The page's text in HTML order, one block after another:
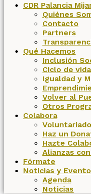
CDR Palancia
Quiénes
Contacto
Partners
Qué Hacemos
Inclusión
Ciclo de vida
Igualdad y
Volver al
Otros
Colabora
Voluntariado
Haz un
Hazte
Alianzas
Fórmate
Noticias y
Agenda
Noticias